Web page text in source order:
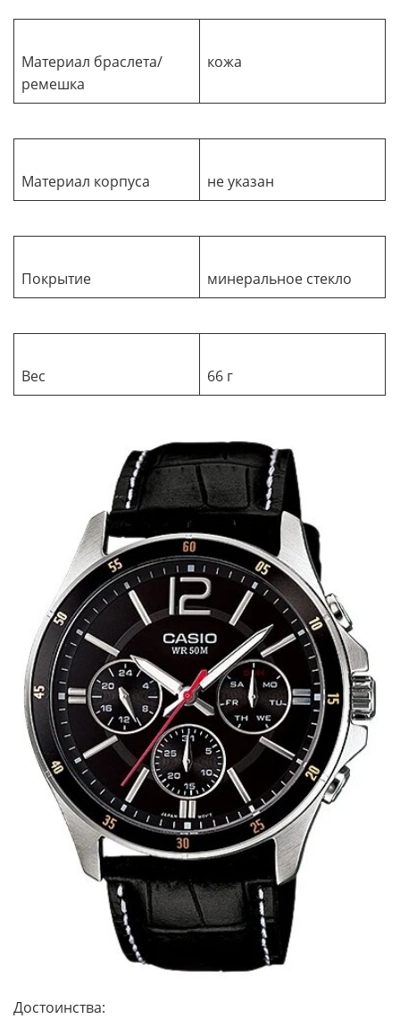
Материал браслета/
ремешка
кожа
Материал корпуса не указан
Покрытие минеральное стекло
Вес 66 г
Достоинства: